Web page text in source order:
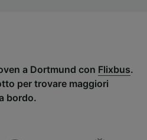
a Dortmund con Flixbus.
per trovare maggiori
bordo.